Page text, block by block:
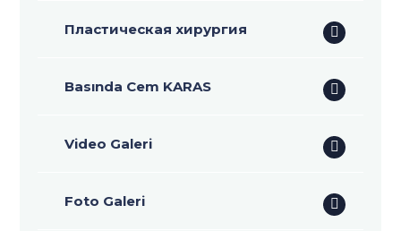
Пластическая хирургия
Basında Cem KARAS
Video Galeri
Foto Galeri